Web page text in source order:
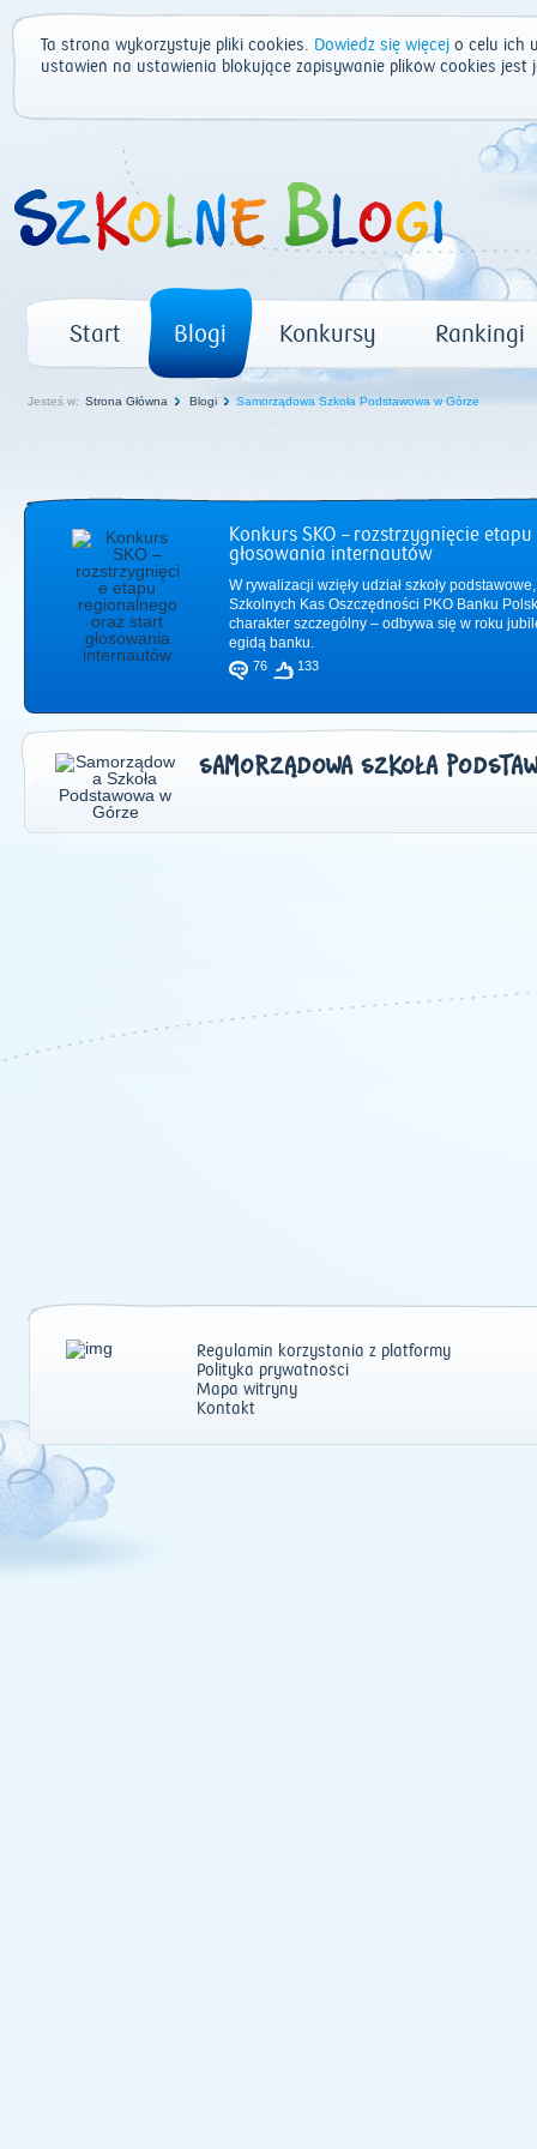
Ta strona wykorzystuje pliki cookies. Dowiedz się więcej o celu ich
ustawień na ustawienia blokujące zapisywanie plików cookies
Start Blogi Konkursy Rankingi
Jesteś w: Strona Główna Blogi Samorządowa Szkoła Podstawowa w Górze
Konkurs SKO – rozstrzygnięcie
głosowania internautów
W rywalizacji wzięły udział szkoły
Szkolnych Kas Oszczędności PKO Banku
charakter szczególny – odbywa się w roku
egidą banku.
76 133
SAMORZĄDOWA SZKOŁA
Regulamin korzystania z platformy
Polityka prywatności
Mapa witryny
Kontakt